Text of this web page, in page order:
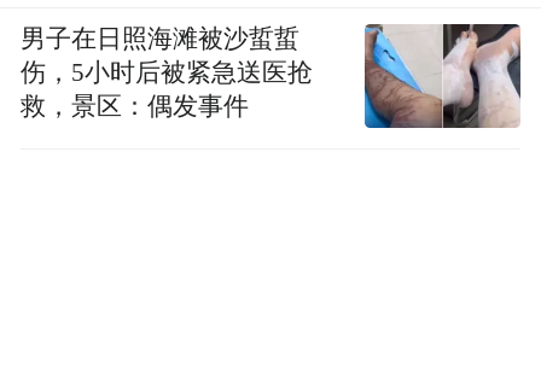
男子在日照海滩被沙蜇蜇
伤，5小时后被紧急送医抢
救，景区：偶发事件